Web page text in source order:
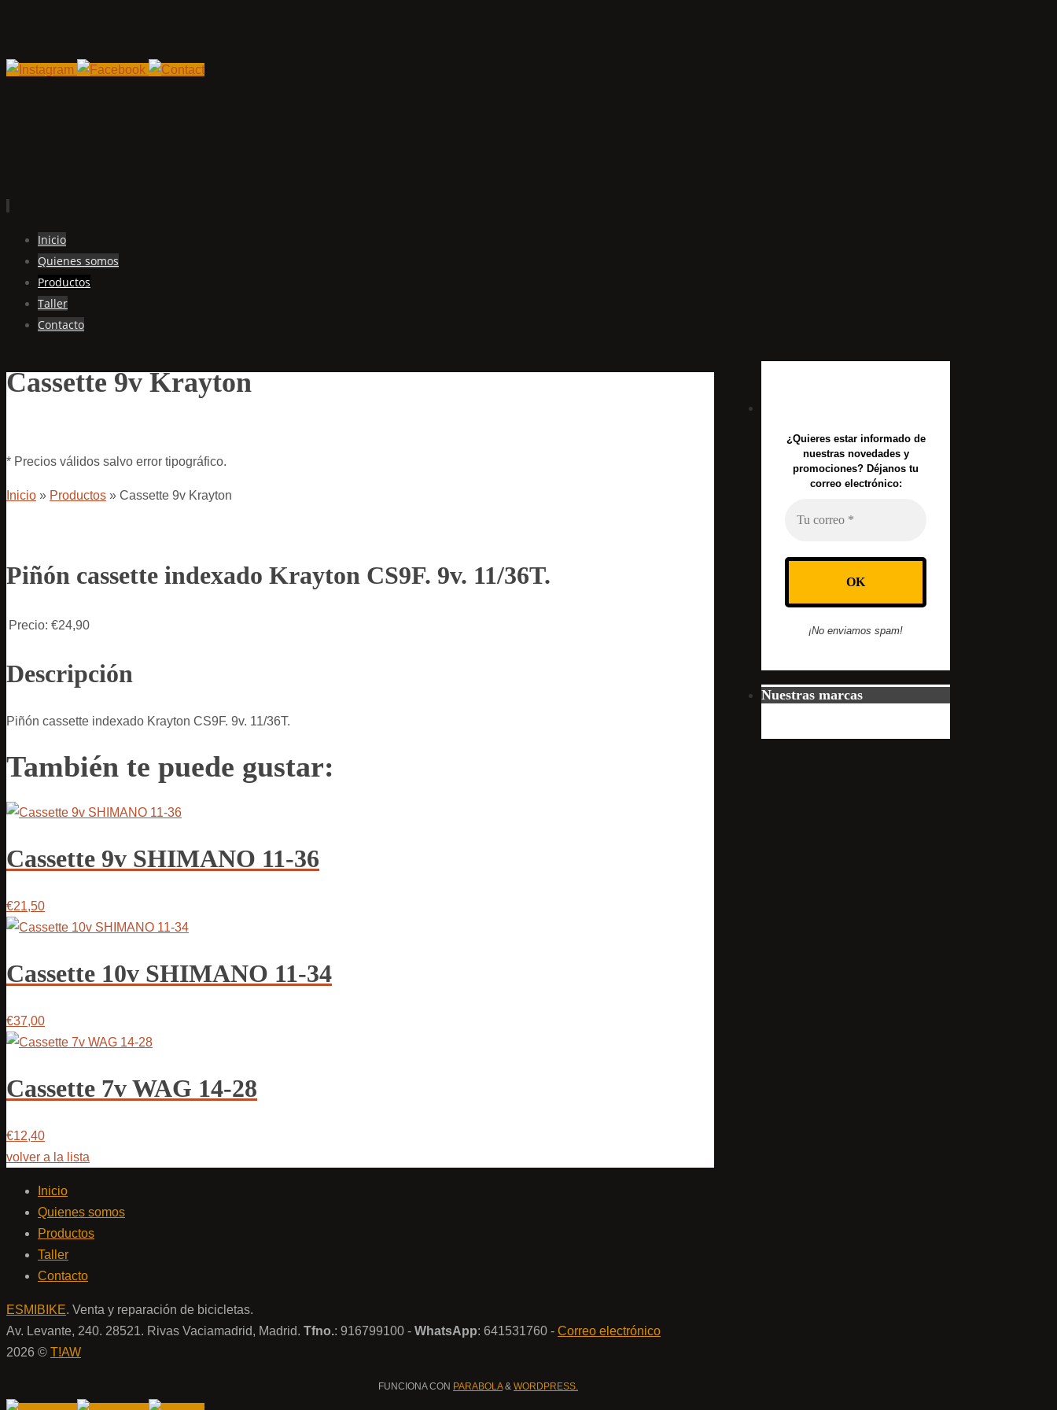
contenido
Inicio
Quienes somos
Productos
Taller
Contacto
Cassette 9v Krayton
* Precios válidos salvo error tipográfico.
Inicio » Productos » Cassette 9v Krayton
Piñón cassette indexado Krayton CS9F. 9v. 11/36T.
Precio: €24,90
Descripción
Piñón cassette indexado Krayton CS9F. 9v. 11/36T.
También te puede gustar:
Cassette 9v SHIMANO 11-36
€21,50
Cassette 10v SHIMANO 11-34
€37,00
Cassette 7v WAG 14-28
€12,40
volver a la lista
¿Quieres estar informado de
nuestras novedades y
promociones? Déjanos tu
correo electrónico:
¡No enviamos spam!
Nuestras marcas
Inicio
Quienes somos
Productos
Taller
Contacto
ESMIBIKE. Venta y reparación de bicicletas.
Av. Levante, 240. 28521. Rivas Vaciamadrid, Madrid. Tfno.: 916799100 - WhatsApp: 641531760 - Correo electrónico
2026 © T!AW
FUNCIONA CON PARABOLA& WORDPRESS.